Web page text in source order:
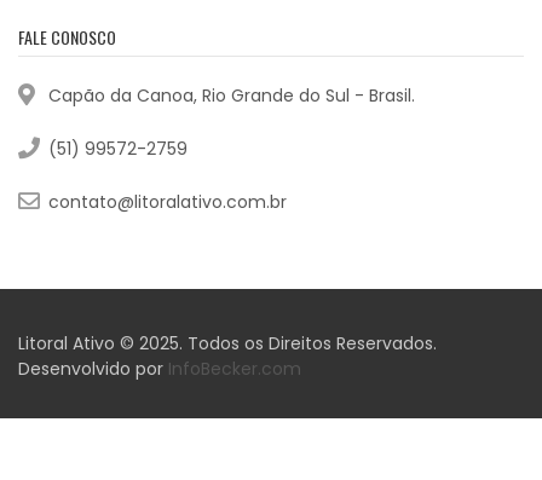
FALE CONOSCO
Capão da Canoa, Rio Grande do Sul - Brasil.
(51) 99572-2759
contato@litoralativo.com.br
Litoral Ativo © 2025. Todos os Direitos Reservados.
Desenvolvido por InfoBecker.com